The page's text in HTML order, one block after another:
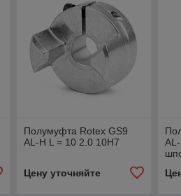
Полумуфта Rotex GS9
AL-H L = 10 2.0 10H7
Цену уточняйте